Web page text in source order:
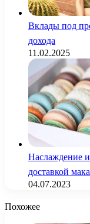
Вклады под
дохода
11.02.2025
Наслаждение
доставкой
04.07.2023
Похожее